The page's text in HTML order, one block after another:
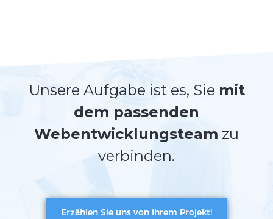
Unsere Aufgabe ist es, Sie mit
dem passenden
Webentwicklungsteam zu
verbinden.
Erzählen Sie uns von Ihrem Projekt!